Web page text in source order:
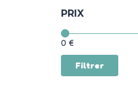
PRIX
Filtrer
0 €